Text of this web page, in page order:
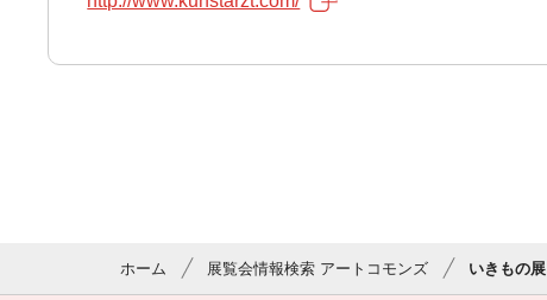
ホーム 展覧会情報検索 アートコモンズ いきもの展